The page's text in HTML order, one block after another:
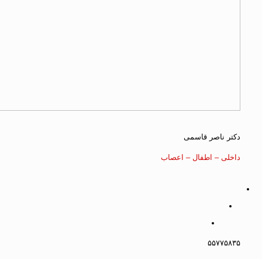
دکتر ناصر قاسمی
داخلی – اطفال – اعصاب
۵۵۷۷۵۸۳۵